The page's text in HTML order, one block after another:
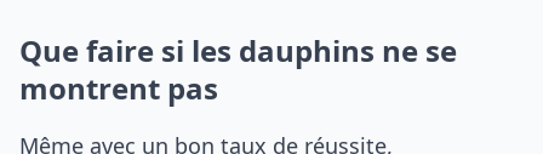
Que faire si les dauphins ne se
montrent pas
Même avec un bon taux de réussite,